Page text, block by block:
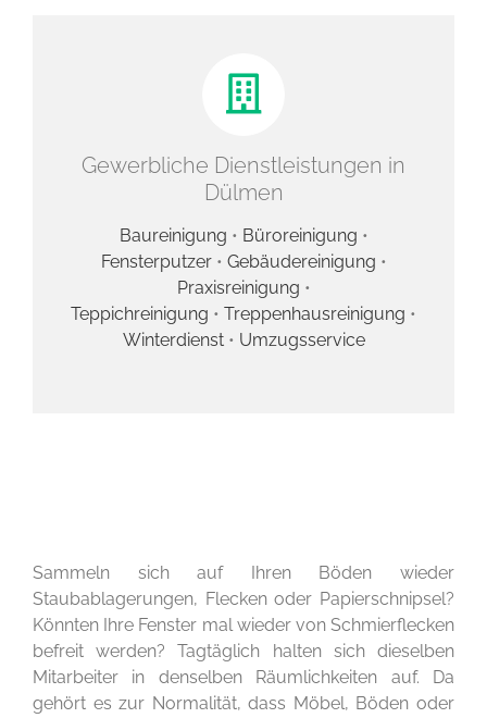
Gewerbliche Dienstleistungen in
Dülmen
Baureinigung • Büroreinigung •
Fensterputzer• Gebäudereinigung •
Praxisreinigung •
Teppichreinigung • Treppenhausreinigung •
Winterdienst • Umzugsservice
Sammeln sich auf Ihren Böden wieder
Staubablagerungen, Flecken oder Papierschnipsel?
Könnten Ihre Fenster mal wieder von Schmierflecken
befreit werden? Tagtäglich halten sich dieselben
Mitarbeiter in denselben Räumlichkeiten auf. Da
gehört es zur Normalität, dass Möbel, Böden oder